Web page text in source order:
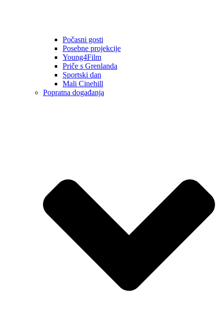
Počasni gosti
Posebne projekcije
Young4Film
Priče s Grenlanda
Sportski dan
Mali Cinehill
Popratna događanja